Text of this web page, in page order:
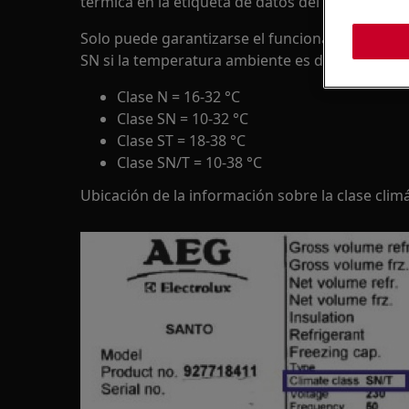
Solo puede garantizarse el funcionamiento
SN si la temperatura ambiente es de entre 10
Clase N = 16-32 °C
Clase SN = 10-32 °C
Clase ST = 18-38 °C
Clase SN/T = 10-38 °C
Ubicación de la información sobre la clase